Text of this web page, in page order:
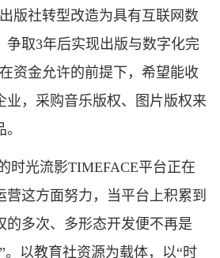
版社转型改造为具有互联网数
争取3年后实现出版与数字化完
资金允许的前提下，希望能收
业，采购音乐版权、图片版权来
时光流影TIMEFACE平台正在
营这方面努力，当平台上积累到
的多次、多形态开发便不再是
。以教育社资源为载体，以“时